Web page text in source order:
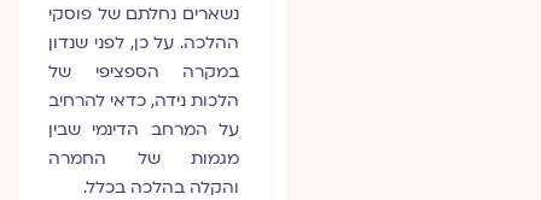
נשארים נחלתם של פוסקי
ההלכה. על כן, לפני שנדון
במקרה הספציפי של
הלכות נידה, כדאי להרחיב
על המרחב הדינמי שבין
מגמות של החמרה
והקלה בהלכה בכלל.